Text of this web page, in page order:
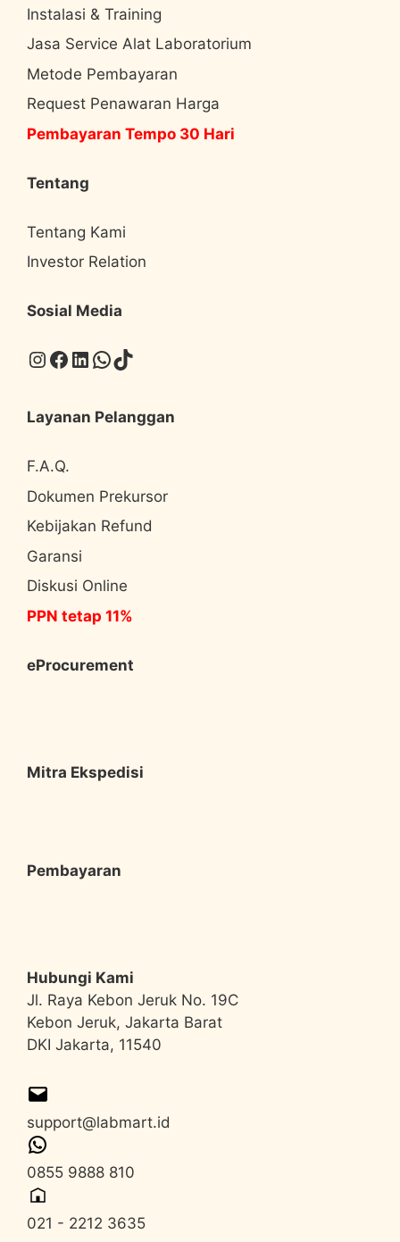
Instalasi & Training
Jasa Service Alat Laboratorium
Metode Pembayaran
Request Penawaran Harga
Pembayaran Tempo 30 Hari
Tentang
Tentang Kami
Investor Relation
Sosial Media
Instagram
Facebook
LinkedIn
WhatsApp
TikTok
Layanan Pelanggan
F.A.Q.
Dokumen Prekursor
Kebijakan Refund
Garansi
Diskusi Online
PPN tetap 11%
eProcurement
Mitra Ekspedisi
Pembayaran
Hubungi Kami
Jl. Raya Kebon Jeruk No. 19C
Kebon Jeruk, Jakarta Barat
DKI Jakarta, 11540
support@labmart.id
0855 9888 810
021 - 2212 3635